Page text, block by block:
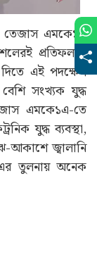
তেজাস এমকে১এ
প্রতিফলন।
এই পদক্ষেপ
সংখ্যক যুদ্ধ
এমকে১এ-তে
যুদ্ধ ব্যবস্থা,
আকাশে জ্বালানি
তুলনায় অনেক